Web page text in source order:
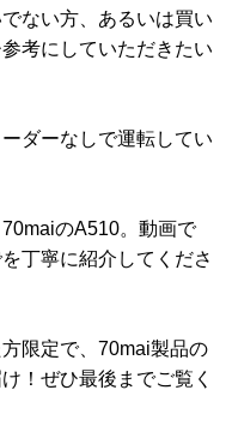
ない方、あるいは買い
考にしていただきたい
ダーなしで運転してい
のA510。動画で
丁寧に紹介してくださ
限定で、70mai製品の
！ぜひ最後までご覧く